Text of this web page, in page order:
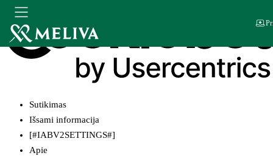
Sutikimas
Išsami informacija
[#IABV2SETTINGS#]
Apie